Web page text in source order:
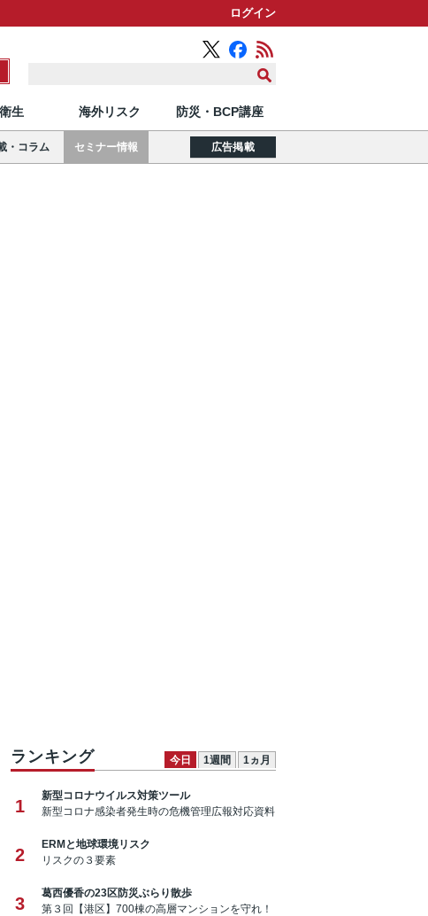
ログイン
生 海外リスク 防災・BCP講座
・コラム セミナー情報 広告掲載
ランキング 今日 1週間 1ヵ月
1
新型コロナウイルス対策ツール
新型コロナ感染者発生時の危機管理広報対応資料
2
ERMと地球環境リスク
リスクの３要素
3
葛西優香の23区防災ぶらり散歩
第３回【港区】700棟の高層マンションを守れ！